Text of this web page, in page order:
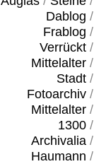
Dablog /
Frablog /
Verrückt/
Mittelalter/
Stadt/
Fotoarchiv/
Mittelalter/
1300/
Archivalia/
Haumann /